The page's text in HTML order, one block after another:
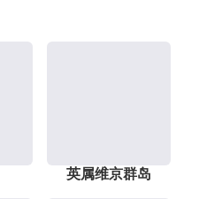
英属维京群岛